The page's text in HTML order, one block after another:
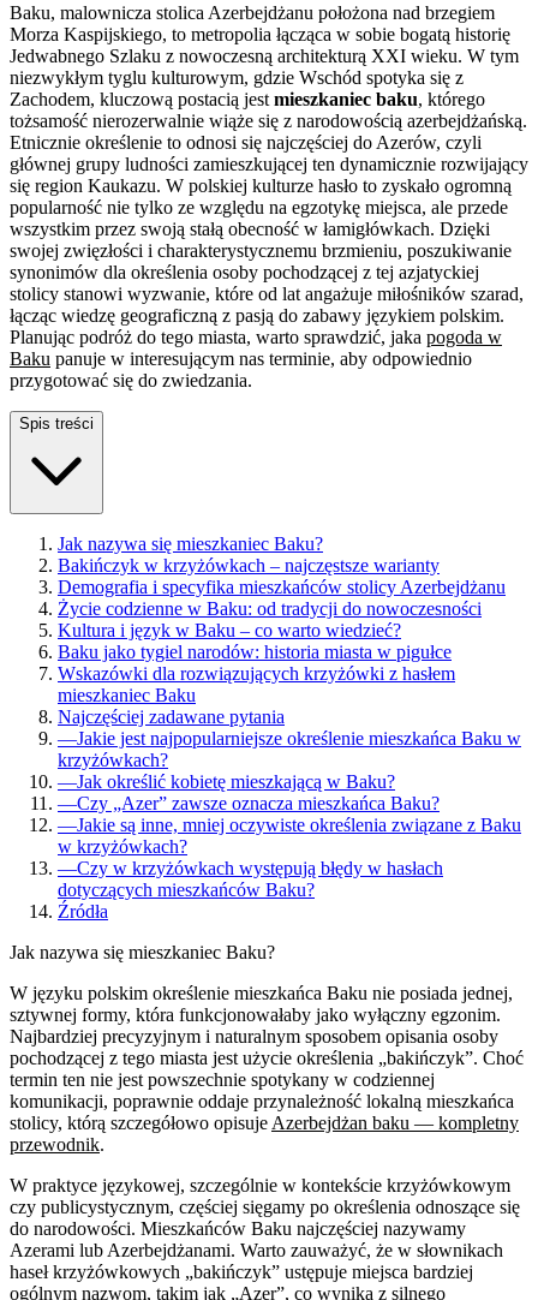
Baku, malownicza stolica Azerbejdżanu położona nad brzegiem
Morza Kaspijskiego, to metropolia łącząca w sobie bogatą historię
Jedwabnego Szlaku z nowoczesną architekturą XXI wieku. W tym
niezwykłym tyglu kulturowym, gdzie Wschód spotyka się z
Zachodem, kluczową postacią jest mieszkaniec baku, którego
tożsamość nierozerwalnie wiąże się z narodowością azerbejdżańską.
Etnicznie określenie to odnosi się najczęściej do Azerów, czyli
głównej grupy ludności zamieszkującej ten dynamicznie rozwijający
się region Kaukazu. W polskiej kulturze hasło to zyskało ogromną
popularność nie tylko ze względu na egzotykę miejsca, ale przede
wszystkim przez swoją stałą obecność w łamigłówkach. Dzięki
swojej zwięzłości i charakterystycznemu brzmieniu, poszukiwanie
synonimów dla określenia osoby pochodzącej z tej azjatyckiej
stolicy stanowi wyzwanie, które od lat angażuje miłośników szarad,
łącząc wiedzę geograficzną z pasją do zabawy językiem polskim.
Planując podróż do tego miasta, warto sprawdzić, jaka pogoda w
Baku panuje w interesującym nas terminie, aby odpowiednio
przygotować się do zwiedzania.
Spis treści
Jak nazywa się mieszkaniec Baku?
Bakińczyk w krzyżówkach – najczęstsze warianty
Demografia i specyfika mieszkańców stolicy Azerbejdżanu
Życie codzienne w Baku: od tradycji do nowoczesności
Kultura i język w Baku – co warto wiedzieć?
Baku jako tygiel narodów: historia miasta w pigułce
Wskazówki dla rozwiązujących krzyżówki z hasłem
mieszkaniec Baku
Najczęściej zadawane pytania
—Jakie jest najpopularniejsze określenie mieszkańca Baku w
krzyżówkach?
—Jak określić kobietę mieszkającą w Baku?
—Czy „Azer” zawsze oznacza mieszkańca Baku?
—Jakie są inne, mniej oczywiste określenia związane z Baku
w krzyżówkach?
—Czy w krzyżówkach występują błędy w hasłach
dotyczących mieszkańców Baku?
Źródła
Jak nazywa się mieszkaniec Baku?
W języku polskim określenie mieszkańca Baku nie posiada jednej,
sztywnej formy, która funkcjonowałaby jako wyłączny egzonim.
Najbardziej precyzyjnym i naturalnym sposobem opisania osoby
pochodzącej z tego miasta jest użycie określenia „bakińczyk”. Choć
termin ten nie jest powszechnie spotykany w codziennej
komunikacji, poprawnie oddaje przynależność lokalną mieszkańca
stolicy, którą szczegółowo opisuje Azerbejdżan baku — kompletny
przewodnik.
W praktyce językowej, szczególnie w kontekście krzyżówkowym
czy publicystycznym, częściej sięgamy po określenia odnoszące się
do narodowości. Mieszkańców Baku najczęściej nazywamy
Azerami lub Azerbejdżanami. Warto zauważyć, że w słownikach
haseł krzyżówkowych „bakińczyk” ustępuje miejsca bardziej
ogólnym nazwom, takim jak „Azer”, co wynika z silnego